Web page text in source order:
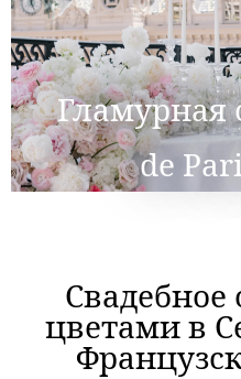
Гламурная
de
цветами в